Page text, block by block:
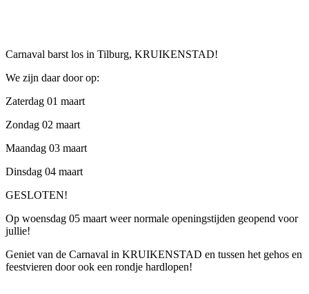
Carnaval barst los in Tilburg, KRUIKENSTAD!
We zijn daar door op:
Zaterdag 01 maart
Zondag 02 maart
Maandag 03 maart
Dinsdag 04 maart
GESLOTEN!
Op woensdag 05 maart weer normale openingstijden geopend voor
jullie!
Geniet van de Carnaval in KRUIKENSTAD en tussen het gehos en
feestvieren door ook een rondje hardlopen!